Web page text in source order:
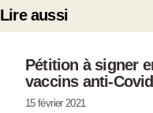
Lire aussi
Pétition à signer
vaccins anti-
15 février 2021